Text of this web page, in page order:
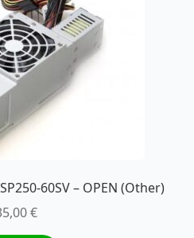
60SV – OPEN (Other)
€